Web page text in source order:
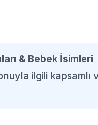
& Bebek İsimleri
ilgili kapsamlı